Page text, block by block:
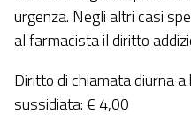
urgenza. Negli altri casi
al farmacista il diritto
Diritto di chiamata diurna
sussidiata: € 4,00